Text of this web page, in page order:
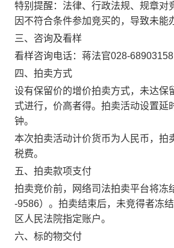
特别提醒： 法律、行政法规、规章对
因不符合条件参加竞买的，导致未
三、咨询及看样
看样咨询电话：蒋法官028-68903158
四、拍卖方式
设有保留价的增价拍卖方式，未达保
式进行，价高者得。拍卖活动设置延
钟。
本次拍卖活动计价货币为人民币，拍
税费。
五、拍卖款项支付
拍卖竞价前，网络司法拍卖平台将冻
-9586） 。拍卖结束后，未竞得者冻
区人民法院指定账户。
六、标的物交付